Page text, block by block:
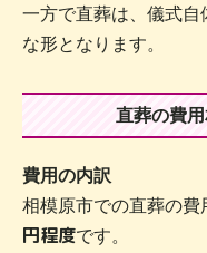
一方で直葬は、儀式
な形となります。
直葬の費
費用の内訳
相模原市での直葬の費
円程度です。